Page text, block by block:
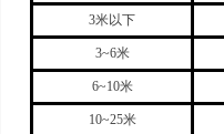
3米以下
3~6米
6~10米
10~25米